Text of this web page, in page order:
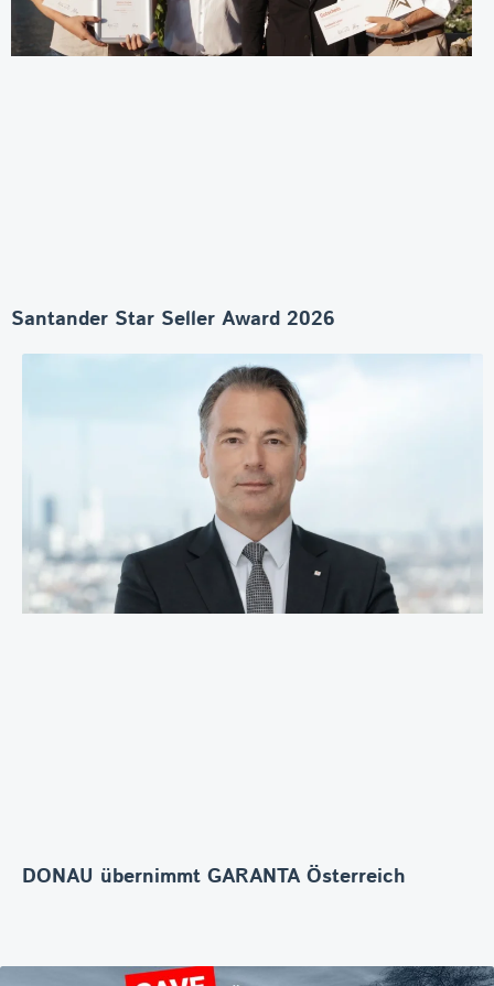
Santander Star Seller Award 2026
DONAU übernimmt GARANTA Österreich